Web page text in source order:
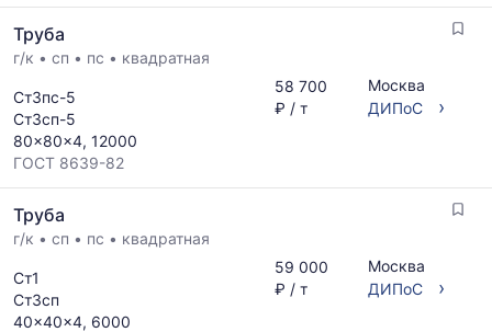
Труба
г/к • сп • пс • квадратная
Ст3пс-5
Ст3сп-5
80x80x4, 12000
ГОСТ 8639-82
58 700
₽ / т
Москва
ДИПоС
›
Труба
г/к • сп • пс • квадратная
Ст1
Ст3сп
40x40x4, 6000
59 000
₽ / т
Москва
ДИПоС
›